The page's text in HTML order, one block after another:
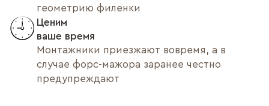
геометрию филенки
Ценим
ваше время
Монтажники приезжают вовремя, а в
случае форс-мажора заранее честно
предупреждают